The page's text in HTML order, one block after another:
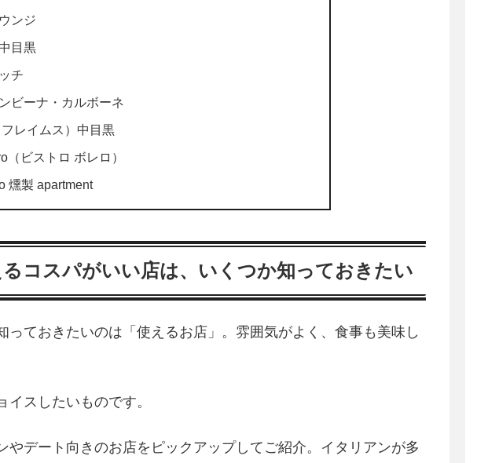
ンジ
目黒
チ
ビーナ・カルボーネ
レイムス）中目黒
（ビストロ ボレロ）
燻製 apartment
コスパがいい店は、いくつか知っておきたい
っておきたいのは「使えるお店」。雰囲気がよく、食事も美味し
スしたいものです。
やデート向きのお店をピックアップしてご紹介。イタリアンが多